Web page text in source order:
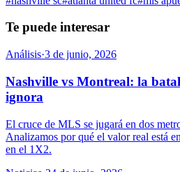
Te puede interesar
Análisis·3 de junio, 2026
Nashville vs Montreal: la
ignora
El cruce de MLS se jugará en dos
Analizamos por qué el valor real está
en el 1X2.